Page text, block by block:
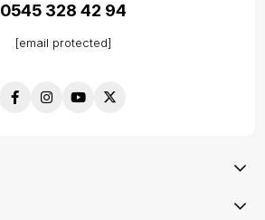
0545 328 42 94
[email protected]